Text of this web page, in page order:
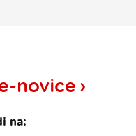
novice
na: